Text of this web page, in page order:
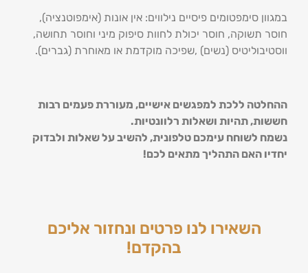
במגוון סימפטומים פיסיים נילווים: אין אונות (אימפוטנציה),
חוסר תשוקה, חוסר יכולת לחוות סיפוק מיני וחוסר תחושה,
ווסטיבוליטיס (נשים) ,שפיכה מוקדמת או מאוחרת (גברים).
ההחלטה ללכת למפגשים אישיים, מעוררת פעמים רבות
חששות, תהיות ושאלות רלוונטיות.
נשמח לשוחח עימכם טלפונית, להשיב על שאלות ולבדוק
יחדיו האם התהליך מתאים לכם!
השאירו לנו פרטים ונחזור אליכם
בהקדם!